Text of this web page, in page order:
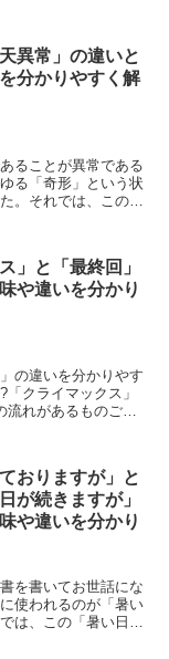
異常」の違いと
分かりやすく解
ることが異常である
る「奇形」という状
。それでは、この
」と「最終回」
や違いを分かり
の違いを分かりやす
クライマックス」
流れがあるものごと
おりますが」と
が続きますが」
や違いを分かり
を書いてお世話にな
使われるのが「暑い
は、この「暑い日が